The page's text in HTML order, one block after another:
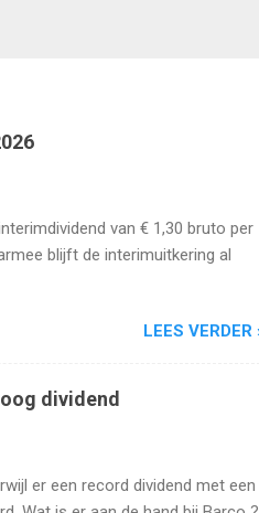
van € 1,30 bruto per
blijft de interimuitkering al
LEES VERDER
dividend
er een record dividend met een